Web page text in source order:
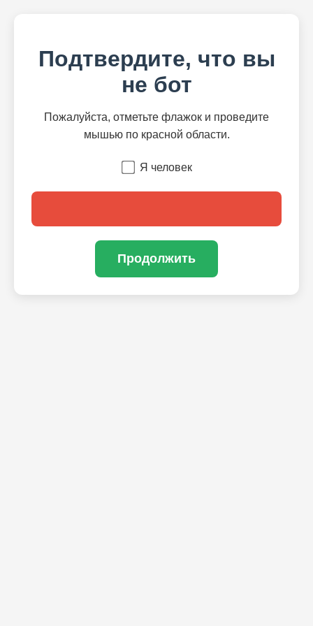
Подтвердите, что вы
не бот
Пожалуйста, отметьте флажок и проведите
мышью по красной области.
Я человек
Продолжить